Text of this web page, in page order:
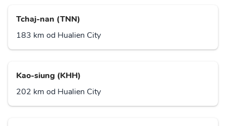
Tchaj-nan (TNN)
183 km od Hualien City
Kao-siung (KHH)
202 km od Hualien City